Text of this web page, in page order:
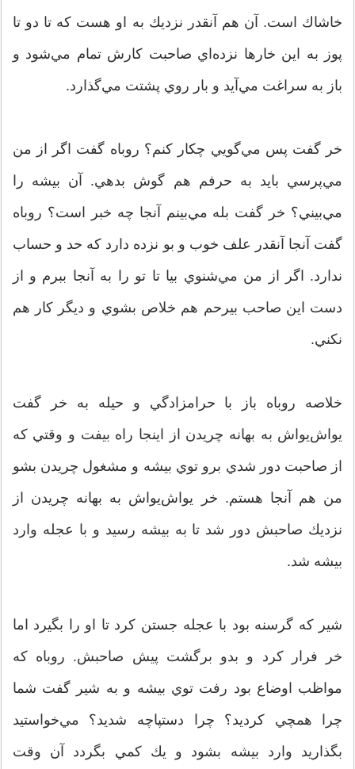
خاشاك است. آن هم آنقدر نزديك به او هست كه تا دو تا
پوز به اين خارها نزده‌اي صاحبت كارش تمام مي‌شود و
باز به سراغت مي‌آيد و بار روي پشتت مي‌گذارد.
خر گفت پس مي‌گويي چكار كنم؟ روباه گفت اگر از من
مي‌پرسي بايد به حرفم هم گوش بدهي. آن بيشه را
مي‌بيني؟ خر گفت بله مي‌بينم آنجا چه خبر است؟ روباه
گفت آنجا آنقدر علف خوب و بو نزده دارد كه حد و حساب
ندارد. اگر از من مي‌شنوي بيا تا تو را به آنجا ببرم و از
دست اين صاحب بيرحم هم خلاص بشوي و ديگر كار هم
نكني.
خلاصه روباه باز با حرامزادگي و حيله به خر گفت
يواش‌يواش به بهانه چريدن از اينجا راه بيفت و وقتي كه
از صاحبت دور شدي برو توي بيشه و مشغول چريدن بشو
من هم آنجا هستم. خر يواش‌يواش به بهانه چريدن از
نزديك صاحبش دور شد تا به بيشه رسيد و با عجله وارد
بيشه شد.
شير كه گرسنه بود با عجله جستن كرد تا او را بگيرد اما
خر فرار كرد و بدو برگشت پيش صاحبش. روباه كه
مواظب اوضاع بود رفت توي بيشه و به شير گفت شما
چرا همچي كرديد؟ چرا دستپاچه شديد؟ مي‌خواستيد
بگذاريد وارد بيشه بشود و يك كمي بگردد آن وقت